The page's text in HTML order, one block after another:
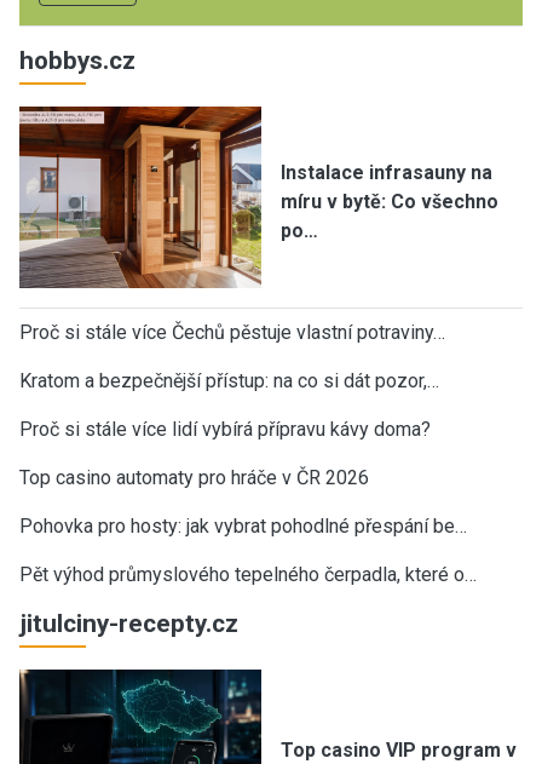
hobbys.cz
Instalace infrasauny na
míru v bytě: Co všechno
po…
Proč si stále více Čechů pěstuje vlastní potraviny…
Kratom a bezpečnější přístup: na co si dát pozor,…
Proč si stále více lidí vybírá přípravu kávy doma?
Top casino automaty pro hráče v ČR 2026
Pohovka pro hosty: jak vybrat pohodlné přespání be…
Pět výhod průmyslového tepelného čerpadla, které o…
jitulciny-recepty.cz
Top casino VIP program v